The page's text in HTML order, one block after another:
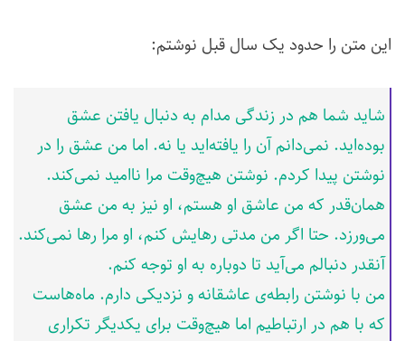
این متن را حدود یک سال قبل نوشتم:
شاید شما هم در زندگی مدام به دنبال یافتن عشق
بوده‌اید. نمی‌دانم آن را یافته‌اید یا نه‌. اما من عشق را در
نوشتن پیدا کردم. نوشتن هیچ‌وقت مرا ناامید نمی‌کند.
همان‌قدر که من عاشق او هستم، او نیز به من عشق
می‌ورزد. حتا اگر من مدتی رهایش کنم، او مرا رها نمی‌کند.
آنقدر دنبالم می‌آید تا دوباره به او توجه کنم.
من با نوشتن رابطه‌ی عاشقانه و نزدیکی دارم. ماه‌هاست
که با هم در ارتباطیم اما هیچ‌وقت برای یکدیگر تکراری